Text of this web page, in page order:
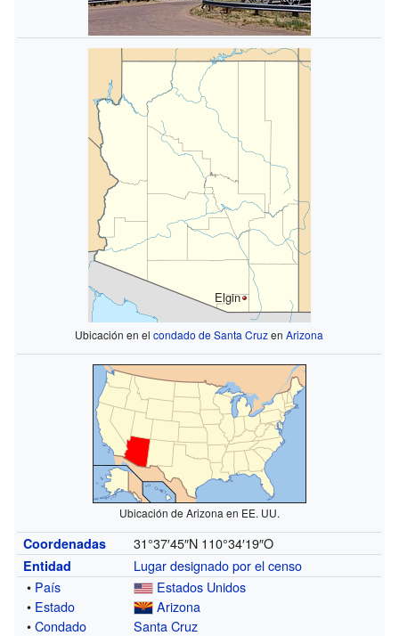
Elgin
Ubicación en elcondado de Santa CruzenArizona
Ubicación de Arizona en EE. UU.
Coordenadas 31°37′45″N 110°34′19″O
Entidad
Lugar designado por el censo
• País
Estados Unidos
• Estado
Arizona
•Condado Santa Cruz